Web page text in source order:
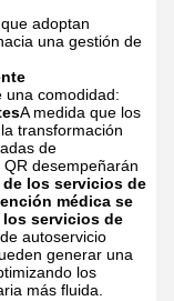
adoptan
una gestión de
una comodidad:
A medida que los
transformación
de
desempeñarán
de los servicios de
médica se
servicios de
autoservicio
generar una
los
más fluida.